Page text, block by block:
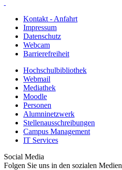
Kontakt - Anfahrt
Impressum
Datenschutz
Webcam
Barrierefreiheit
Hochschulbibliothek
Webmail
Mediathek
Moodle
Personen
Alumninetzwerk
Stellenausschreibungen
Campus Management
IT Services
Social Media
Folgen Sie uns in den sozialen Medien